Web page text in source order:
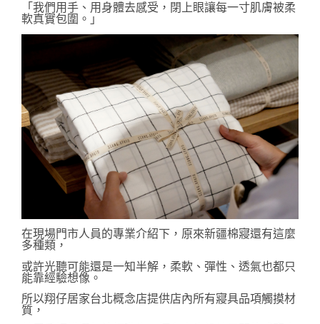
「我們用手、用身體去感受，閉上眼讓每一寸肌膚被柔
軟真實包圍。」
在現場門市人員的專業介紹下，原來新疆棉寢還有這麼
多種類，
或許光聽可能還是一知半解，柔軟、彈性、透氣也都只
能靠經驗想像。
所以翔仔居家台北概念店提供店內所有寢具品項觸摸材
質，